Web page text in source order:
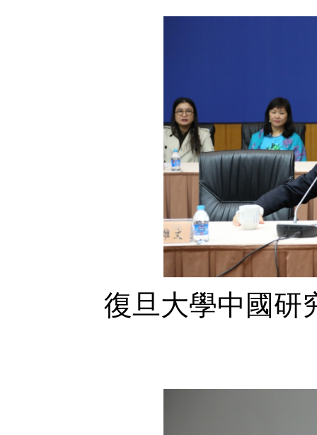
復旦大學中國研